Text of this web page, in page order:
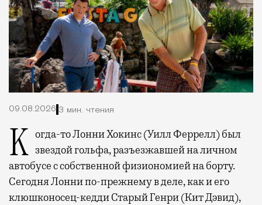
09.08.2026 3 мин. чтения
Когда-то Лонни Хокинс (Уилл Феррелл) был звездой гольфа, разъезжавшей на личном
автобусе с собственной физиономией на борту.
Сегодня Лонни по-прежнему в деле, как и его
клюшконосец-кедди Старый Генри (Кит Дэвид),